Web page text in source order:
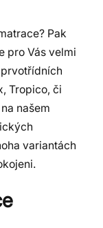
Pak
pro Vás velmi
Tropico, či
našem
variantách